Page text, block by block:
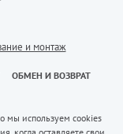
и монтаж
ОБМЕН И ВОЗВРАТ
мы используем cookies